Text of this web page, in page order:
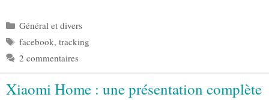
Catégories
Général et divers
Étiquettes
facebook, tracking
2 commentaires
Xiaomi Home : une présentation complète